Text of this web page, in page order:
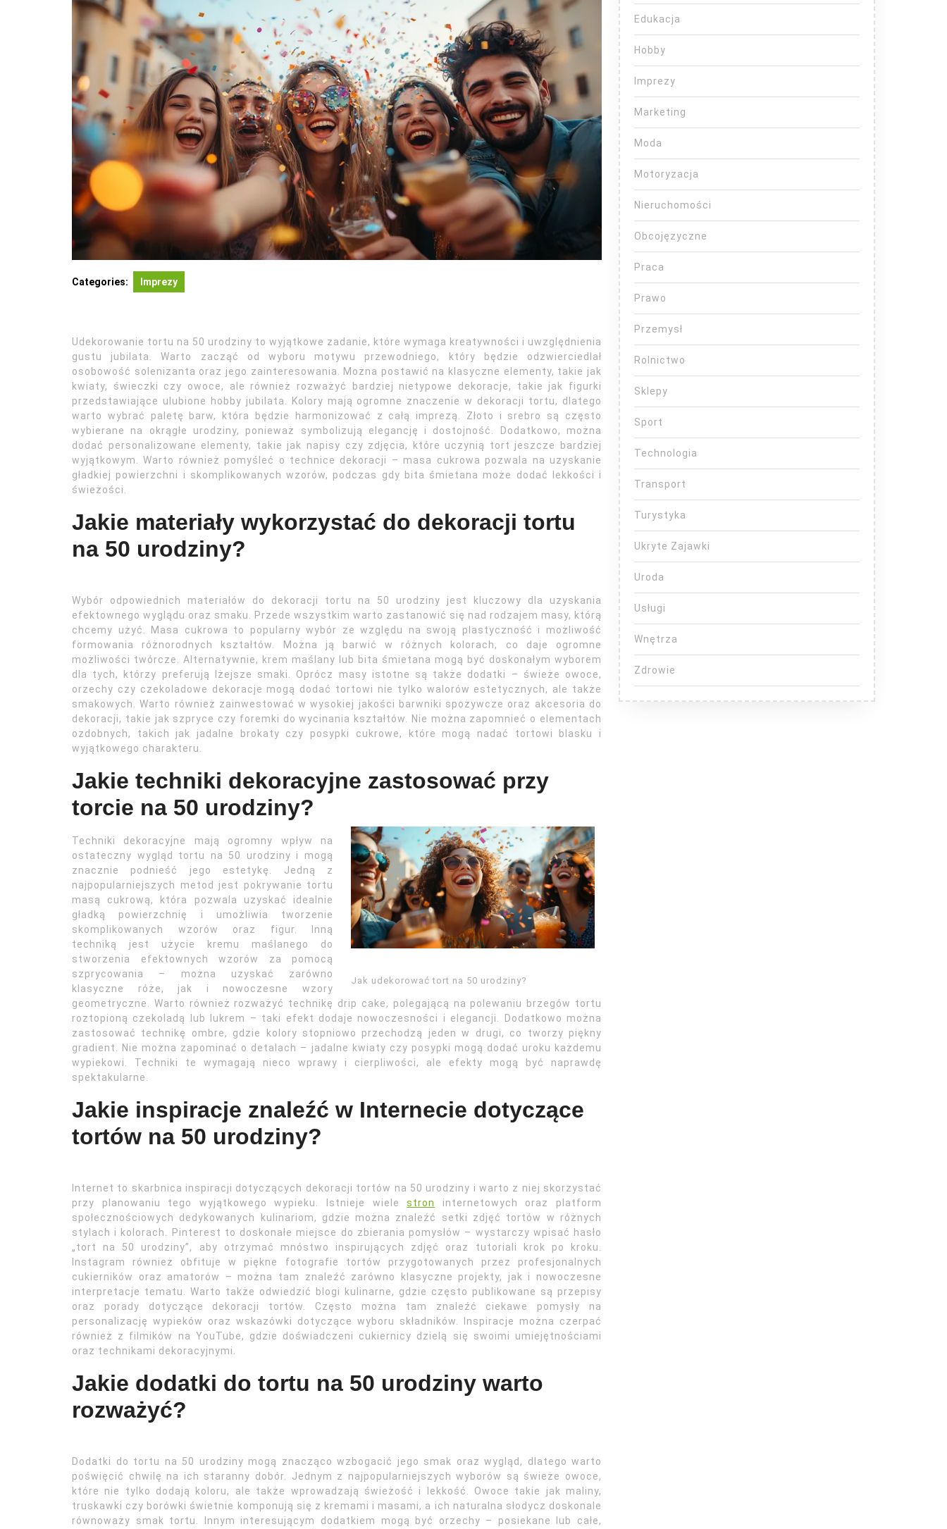
Categories: Imprezy
Udekorowanie tortu na 50 urodziny to wyjątkowe zadanie, które wymaga kreatywności i uwzględnienia
gustu jubilata. Warto zacząć od wyboru motywu przewodniego, który będzie odzwierciedlał
osobowość solenizanta oraz jego zainteresowania. Można postawić na klasyczne elementy, takie jak
kwiaty, świeczki czy owoce, ale również rozważyć bardziej nietypowe dekoracje, takie jak figurki
przedstawiające ulubione hobby jubilata. Kolory mają ogromne znaczenie w dekoracji tortu, dlatego
warto wybrać paletę barw, która będzie harmonizować z całą imprezą. Złoto i srebro są często
wybierane na okrągłe urodziny, ponieważ symbolizują elegancję i dostojność. Dodatkowo, można
dodać personalizowane elementy, takie jak napisy czy zdjęcia, które uczynią tort jeszcze bardziej
wyjątkowym. Warto również pomyśleć o technice dekoracji – masa cukrowa pozwala na uzyskanie
gładkiej powierzchni i skomplikowanych wzorów, podczas gdy bita śmietana może dodać lekkości i
świeżości.
Jakie materiały wykorzystać do dekoracji tortu
na 50 urodziny?
Wybór odpowiednich materiałów do dekoracji tortu na 50 urodziny jest kluczowy dla uzyskania
efektownego wyglądu oraz smaku. Przede wszystkim warto zastanowić się nad rodzajem masy, którą
chcemy użyć. Masa cukrowa to popularny wybór ze względu na swoją plastyczność i możliwość
formowania różnorodnych kształtów. Można ją barwić w różnych kolorach, co daje ogromne
możliwości twórcze. Alternatywnie, krem maślany lub bita śmietana mogą być doskonałym wyborem
dla tych, którzy preferują lżejsze smaki. Oprócz masy istotne są także dodatki – świeże owoce,
orzechy czy czekoladowe dekoracje mogą dodać tortowi nie tylko walorów estetycznych, ale także
smakowych. Warto również zainwestować w wysokiej jakości barwniki spożywcze oraz akcesoria do
dekoracji, takie jak szpryce czy foremki do wycinania kształtów. Nie można zapomnieć o elementach
ozdobnych, takich jak jadalne brokaty czy posypki cukrowe, które mogą nadać tortowi blasku i
wyjątkowego charakteru.
Jakie techniki dekoracyjne zastosować przy
torcie na 50 urodziny?
Jak udekorować tort na 50 urodziny?
Techniki dekoracyjne mają ogromny wpływ na
ostateczny wygląd tortu na 50 urodziny i mogą
znacznie podnieść jego estetykę. Jedną z
najpopularniejszych metod jest pokrywanie tortu
masą cukrową, która pozwala uzyskać idealnie
gładką powierzchnię i umożliwia tworzenie
skomplikowanych wzorów oraz figur. Inną
techniką jest użycie kremu maślanego do
stworzenia efektownych wzorów za pomocą
szprycowania – można uzyskać zarówno
klasyczne róże, jak i nowoczesne wzory
geometryczne. Warto również rozważyć technikę drip cake, polegającą na polewaniu brzegów tortu
roztopioną czekoladą lub lukrem – taki efekt dodaje nowoczesności i elegancji. Dodatkowo można
zastosować technikę ombre, gdzie kolory stopniowo przechodzą jeden w drugi, co tworzy piękny
gradient. Nie można zapominać o detalach – jadalne kwiaty czy posypki mogą dodać uroku każdemu
wypiekowi. Techniki te wymagają nieco wprawy i cierpliwości, ale efekty mogą być naprawdę
spektakularne.
Jakie inspiracje znaleźć w Internecie dotyczące
tortów na 50 urodziny?
Internet to skarbnica inspiracji dotyczących dekoracji tortów na 50 urodziny i warto z niej skorzystać
przy planowaniu tego wyjątkowego wypieku. Istnieje wielestron
internetowych oraz platform
społecznościowych dedykowanych kulinariom, gdzie można znaleźć setki zdjęć tortów w różnych
stylach i kolorach. Pinterest to doskonałe miejsce do zbierania pomysłów – wystarczy wpisać hasło
„tort na 50 urodziny”, aby otrzymać mnóstwo inspirujących zdjęć oraz tutoriali krok po kroku.
Instagram również obfituje w piękne fotografie tortów przygotowanych przez profesjonalnych
cukierników oraz amatorów – można tam znaleźć zarówno klasyczne projekty, jak i nowoczesne
interpretacje tematu. Warto także odwiedzić blogi kulinarne, gdzie często publikowane są przepisy
oraz porady dotyczące dekoracji tortów. Często można tam znaleźć ciekawe pomysły na
personalizację wypieków oraz wskazówki dotyczące wyboru składników. Inspiracje można czerpać
również z filmików na YouTube, gdzie doświadczeni cukiernicy dzielą się swoimi umiejętnościami
oraz technikami dekoracyjnymi.
Jakie dodatki do tortu na 50 urodziny warto
rozważyć?
Dodatki do tortu na 50 urodziny mogą znacząco wzbogacić jego smak oraz wygląd, dlatego warto
poświęcić chwilę na ich staranny dobór. Jednym z najpopularniejszych wyborów są świeże owoce,
które nie tylko dodają koloru, ale także wprowadzają świeżość i lekkość. Owoce takie jak maliny,
truskawki czy borówki świetnie komponują się z kremami i masami, a ich naturalna słodycz doskonale
równoważy smak tortu. Innym interesującym dodatkiem mogą być orzechy – posiekane lub całe,
Edukacja
Hobby
Imprezy
Marketing
Moda
Motoryzacja
Nieruchomości
Obcojęzyczne
Praca
Prawo
Przemysł
Rolnictwo
Sklepy
Sport
Technologia
Transport
Turystyka
Ukryte Zajawki
Uroda
Usługi
Wnętrza
Zdrowie